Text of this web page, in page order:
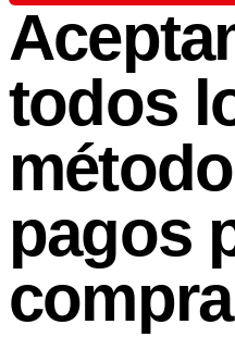
todos
pagos